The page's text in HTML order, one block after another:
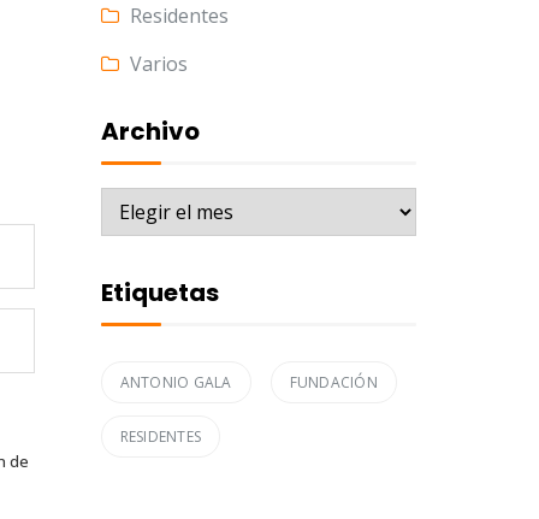
de
Residentes
Varios
Archivo
Archivo
Etiquetas
ANTONIO GALA FUNDACIÓN
RESIDENTES